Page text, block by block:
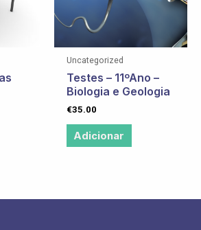
Uncategorized
Testes – 11ºAno –
Biologia e Geologia
€35.00
Adicionar